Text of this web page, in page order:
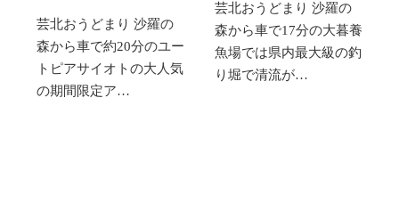
芸北おうどまり 沙羅の
森から車で約20分のユー
トピアサイオトの大人気
の期間限定ア…
芸北おうどまり 沙羅の
森から車で17分の大暮養
魚場では県内最大級の釣
り堀で清流が…